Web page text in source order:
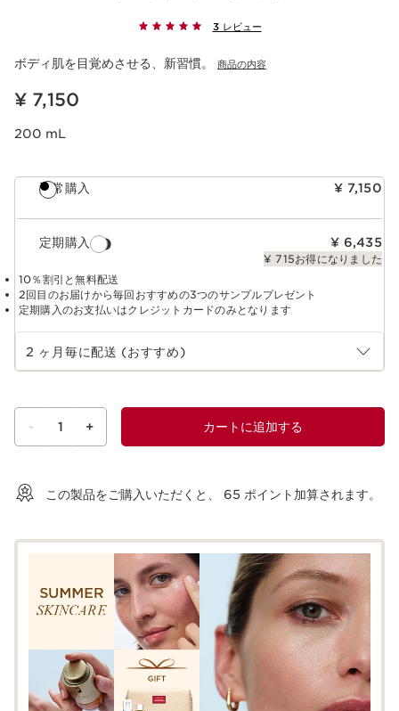
3 レビュー
ボディ肌を目覚めさせる、新習慣。 商品の内容
現在表示中の製品の価格 ¥ 7,150
¥ 7,150
200 mL
通常購入 ¥ 7,150
定期購入 ¥ 6,435
¥ 715お得になりました
10％割引と無料配送
2回目のお届けから毎回おすすめの3つのサンプルプレゼント
定期購入のお支払いはクレジットカードのみとなります
定期購入の期間を選択
2 ヶ月毎に配送 (おすすめ)
- 1 + カートに追加する
この製品をご購入いただくと、 65 ポイント加算されます。